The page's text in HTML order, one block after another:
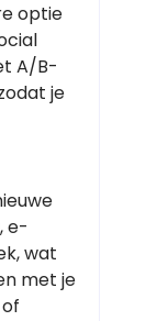
optie
A/B-
je
e-
wat
met je